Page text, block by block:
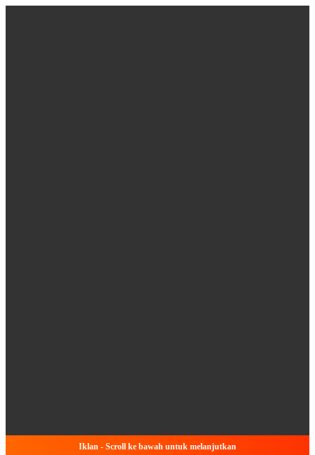
Iklan - Scroll ke bawah untuk melanjutkan